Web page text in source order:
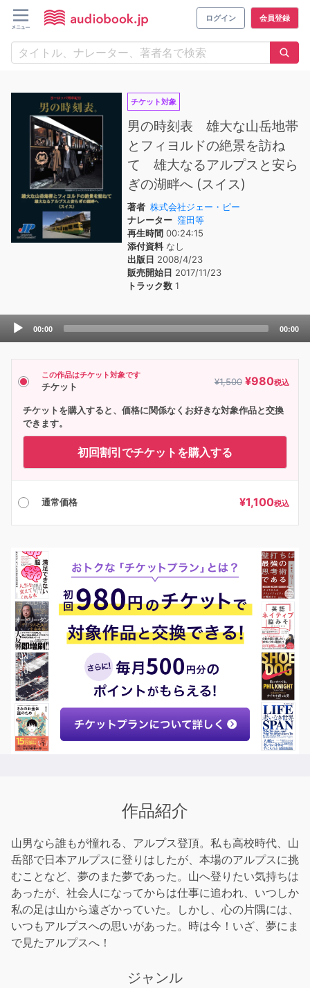
ログイン 会員登録
チケット対象
男の時刻表 雄大な山岳地帯
とフィヨルドの絶景を訪ね
て 雄大なるアルプスと安ら
ぎの湖畔へ (スイス)
著者 株式会社ジェー・ピー
ナレーター 窪田等
再生時間 00:24:15
添付資料なし
出版日 2008/4/23
販売開始日 2017/11/23
トラック数 1
Audio
00:00 00:00
この作品はチケット対象です
チケット ¥1,500 ¥980税込
チケットを購入すると、価格に関係なくお好きな対象作品と交換
できます。
初回割引でチケットを購入する
通常価格 ¥1,100税込
作品紹介
山男なら誰もが憧れる、アルプス登頂。私も高校時代、山
岳部で日本アルプスに登りはしたが、本場のアルプスに挑
むことなど、夢のまた夢であった。山へ登りたい気持ちは
あったが、社会人になってからは仕事に追われ、いつしか
私の足は山から遠ざかっていた。しかし、心の片隅には、
いつもアルプスへの思いがあった。時は今！いざ、夢にま
で見たアルプスへ！
ジャンル